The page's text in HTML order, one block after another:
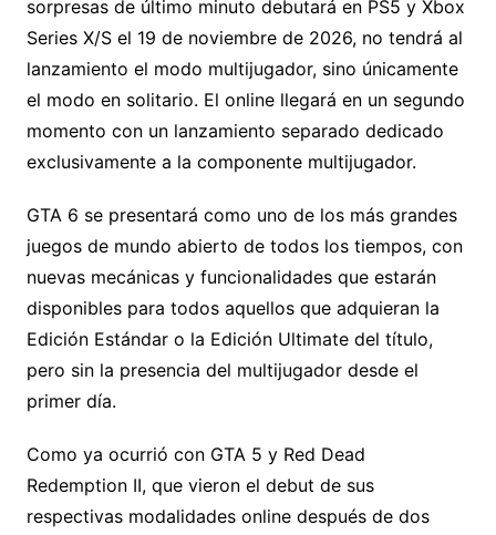
sorpresas de último minuto debutará en PS5 y Xbox
Series X/S el 19 de noviembre de 2026, no tendrá al
lanzamiento el modo multijugador, sino únicamente
el modo en solitario. El online llegará en un segundo
momento con un lanzamiento separado dedicado
exclusivamente a la componente multijugador.
GTA 6 se presentará como uno de los más grandes
juegos de mundo abierto de todos los tiempos, con
nuevas mecánicas y funcionalidades que estarán
disponibles para todos aquellos que adquieran la
Edición Estándar o la Edición Ultimate del título,
pero sin la presencia del multijugador desde el
primer día.
Como ya ocurrió con GTA 5 y Red Dead
Redemption II, que vieron el debut de sus
respectivas modalidades online después de dos